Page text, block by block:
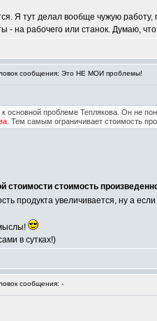
Я тут делал вообще чужую работу,
- на рабочего или станок. Думаю,
сообщения: Это НЕ МОИ проблемы!
к основной проблеме Теплякова. Он не
Тем самым ограничивает стоимость
стоимости стоимость
продукта увеличивается, ну а
в сутках!)
сообщения: -